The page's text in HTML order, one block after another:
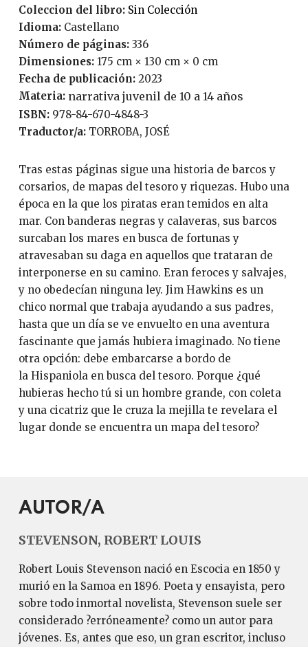
Coleccion del libro:
Sin Colección
Idioma:
Castellano
Número de páginas: 336
Dimensiones: 175 cm × 130 cm × 0 cm
Fecha de publicación:
2023
Materia: narrativa juvenil de 10 a 14 años
ISBN:
978-84-670-4848-3
Traductor/a:
TORROBA, JOSÉ
Tras estas páginas sigue una historia de barcos y
corsarios, de mapas del tesoro y riquezas. Hubo una
época en la que los piratas eran temidos en alta
mar. Con banderas negras y calaveras, sus barcos
surcaban los mares en busca de fortunas y
atravesaban su daga en aquellos que trataran de
interponerse en su camino. Eran feroces y salvajes,
y no obedecían ninguna ley. Jim Hawkins es un
chico normal que trabaja ayudando a sus padres,
hasta que un día se ve envuelto en una aventura
fascinante que jamás hubiera imaginado. No tiene
otra opción: debe embarcarse a bordo de
la Hispaniola en busca del tesoro. Porque ¿qué
hubieras hecho tú si un hombre grande, con coleta
y una cicatriz que le cruza la mejilla te revelara el
lugar donde se encuentra un mapa del tesoro?
AUTOR/A
STEVENSON, ROBERT LOUIS
Robert Louis Stevenson nació en Escocia en 1850 y
murió en la Samoa en 1896. Poeta y ensayista, pero
sobre todo inmortal novelista, Stevenson suele ser
considerado ?erróneamente? como un autor para
jóvenes. Es, antes que eso, un gran escritor, incluso